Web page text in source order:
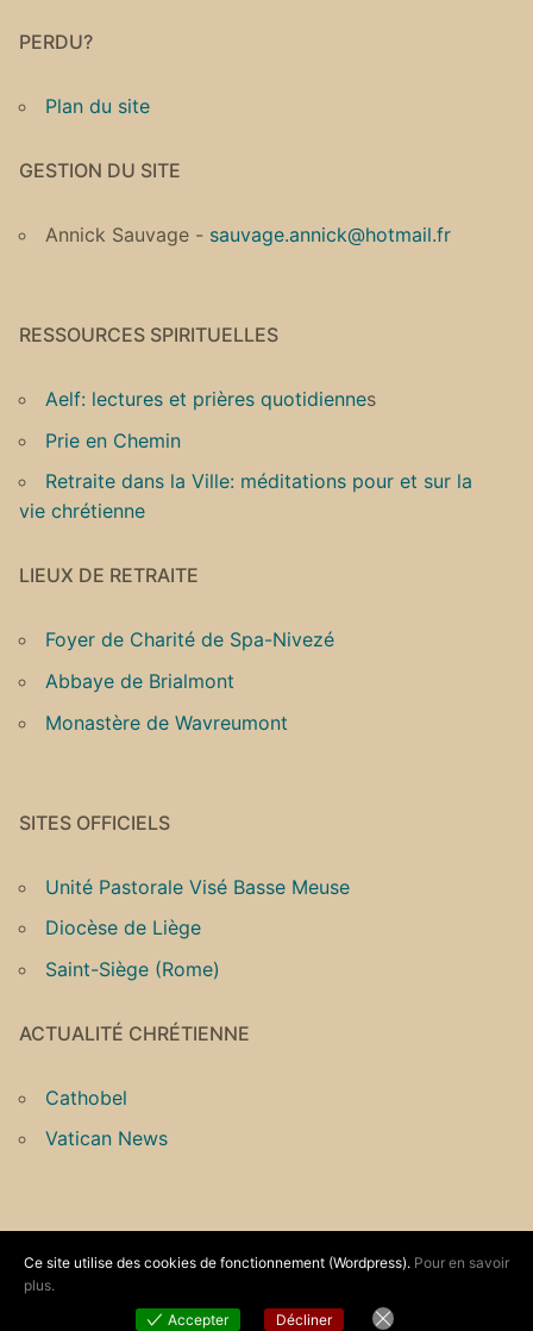
PERDU?
Plan du site
GESTION DU SITE
Annick Sauvage - sauvage.annick@hotmail.fr
RESSOURCES SPIRITUELLES
Aelf: lectures et prières quotidiennes
Prie en Chemin
Retraite dans la Ville: méditations pour et sur la
vie chrétienne
LIEUX DE RETRAITE
Foyer de Charité de Spa-Nivezé
Abbaye de Brialmont
Monastère de Wavreumont
SITES OFFICIELS
Unité Pastorale Visé Basse Meuse
Diocèse de Liège
Saint-Siège (Rome)
ACTUALITÉ CHRÉTIENNE
Cathobel
Vatican News
Informations légales – Propulsé par Customify
Ce site utilise des cookies de fonctionnement (Wordpress). Pour en savoir
plus.
Accepter
Décliner